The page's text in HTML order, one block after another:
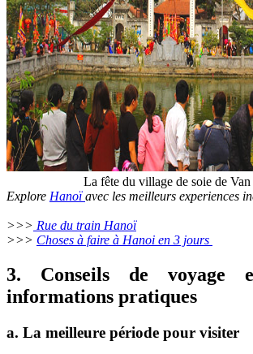
La fête du village de soie de
Explore Hanoïavec les meilleurs experiences
>>> Rue du train Hanoï
>>> Choses à faire à Hanoi en 3 jours
3. Conseils de voyage
informations pratiques
a. La meilleure période pour visiter